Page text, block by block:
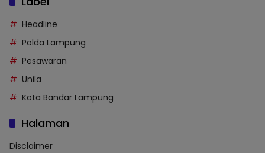
Headline
Polda Lampung
Pesawaran
Unila
Kota Bandar Lampung
Halaman
Disclaimer